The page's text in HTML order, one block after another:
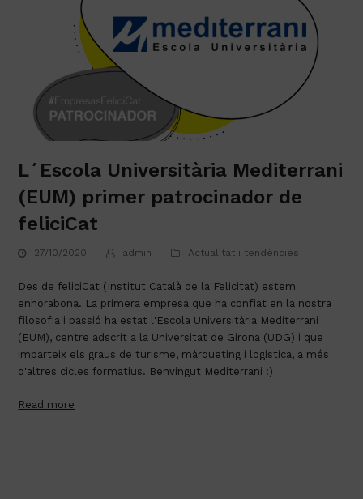
L´Escola Universitària Mediterrani
(EUM) primer patrocinador de
feliciCat
27/10/2020 admin Actualitat i tendències
Des de feliciCat (Institut Català de la Felicitat) estem
enhorabona. La primera empresa que ha confiat en la nostra
filosofia i passió ha estat l'Escola Universitària Mediterrani
(EUM), centre adscrit a la Universitat de Girona (UDG) i que
imparteix els graus de turisme, màrqueting i logística, a més
d'altres cicles formatius. Benvingut Mediterrani :)
Read more